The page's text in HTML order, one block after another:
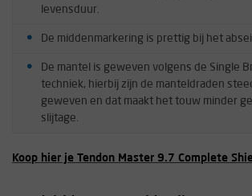
levensduur.
De middenmarkering is prettig bij het
De mantel is geweven volgens de Single
techniek, hierbij zijn de manteldraden
geweven en dat maakt het touw minder
slijtage.
Koop hier je Tendon Master 9.7 Complete